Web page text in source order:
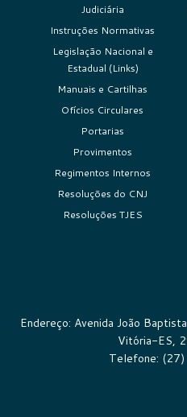
Judiciária
Instruções Normativas
Legislação Nacional e
Estadual (Links)
Manuais e Cartilhas
Ofícios Circulares
Portarias
Provimentos
Regimentos Internos
Resoluções do CNJ
Resoluções TJES
Endereço: Avenida João
Vitória-ES,
Telefone: